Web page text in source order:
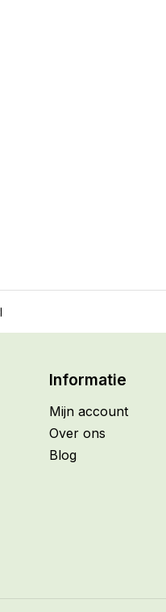
Informatie
Mijn account
Over ons
Blog